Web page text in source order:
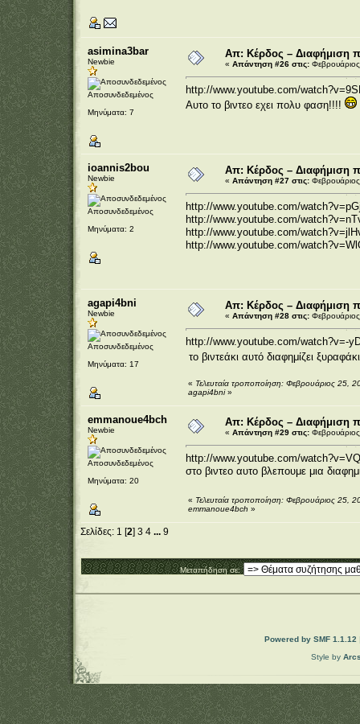
asimina3bar
Newbie
Αποσυνδεδεμένος
Μηνύματα: 7
Απ: Κέρδος – Διαφήμιση
« Απάντηση #26 στις:
http://www.youtube.com/
Αυτο το βιντεο εχει πολυ φαση!!!!
ioannis2bou
Newbie
Αποσυνδεδεμένος
Μηνύματα: 2
Απ: Κέρδος – Διαφήμιση
« Απάντηση #27 στις:
http://www.youtube.com/
http://www.youtube.com/
http://www.youtube.com/
http://www.youtube.com/
agapi4bni
Newbie
Αποσυνδεδεμένος
Μηνύματα: 17
Απ: Κέρδος – Διαφήμιση
« Απάντηση #28 στις:
http://www.youtube.com/watch?v=-
το βιντεάκι αυτό διαφημίζει
« Τελευταία τροποποίηση: Φεβρουάριος 25,
agapi4bni»
emmanoue4bch
Newbie
Αποσυνδεδεμένος
Μηνύματα: 20
Απ: Κέρδος – Διαφήμιση
« Απάντηση #29 στις:
http://www.youtube.com/
στο βιντεο αυτο βλεπουμε μια
« Τελευταία τροποποίηση: Φεβρουάριος 25,
emmanoue4bch »
Σελίδες: 1 [2] 3 4 ... 9
Μεταπήδηση σε:
Powered by SMF 1.1.12
Style by